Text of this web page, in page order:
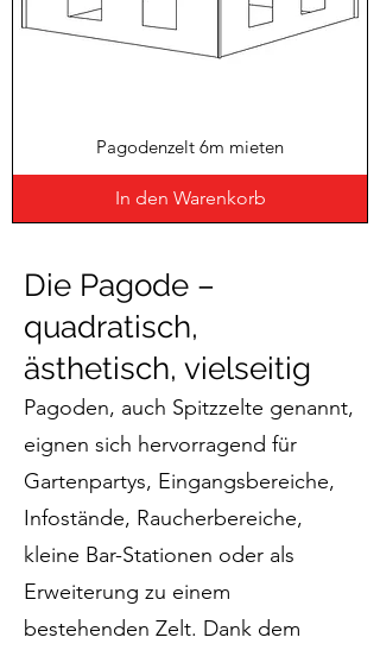
Pagodenzelt 6m mieten
In den Warenkorb
Die Pagode –
quadratisch,
ästhetisch, vielseitig
Pagoden, auch Spitzzelte genannt,
eignen sich hervorragend für
Gartenpartys, Eingangsbereiche,
Infostände, Raucherbereiche,
kleine Bar-Stationen oder als
Erweiterung zu einem
bestehenden Zelt. Dank dem